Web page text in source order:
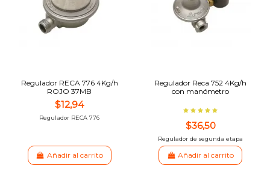
Regulador RECA 776 4Kg/h
ROJO 37MB
$12,94
Regulador RECA 776
Añadir al carrito
Regulador Reca 752 4Kg/h
con manómetro
$36,50
Regulador de segunda etapa
Añadir al carrito